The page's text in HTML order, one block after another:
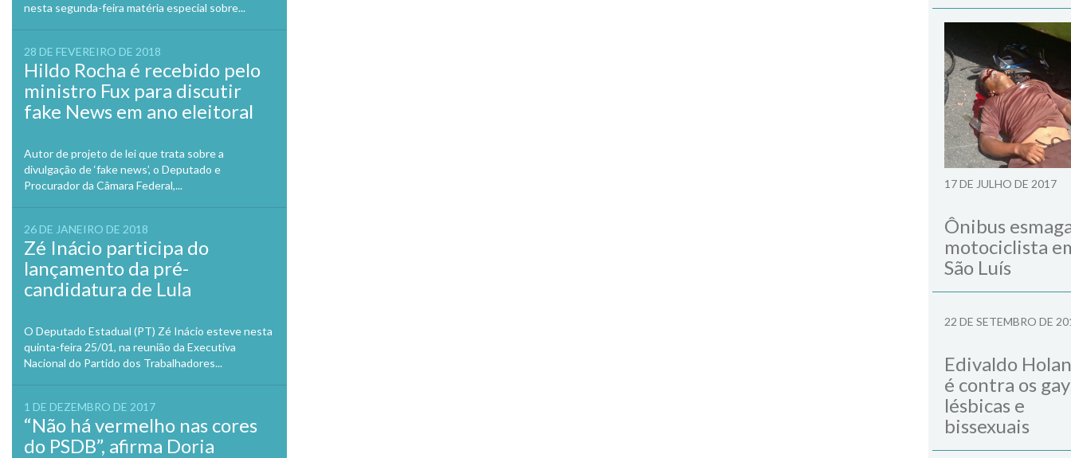
nesta segunda-feira matéria especial sobre...
28 DE FEVEREIRO DE 2018
Hildo Rocha é recebido pelo
ministro Fux para discutir
fake News em ano eleitoral
Autor de projeto de lei que trata sobre a
divulgação de ‘fake news’, o Deputado e
Procurador da Câmara Federal,...
26 DE JANEIRO DE 2018
Zé Inácio participa do
lançamento da pré-
candidatura de Lula
O Deputado Estadual (PT) Zé Inácio esteve nesta
quinta-feira 25/01, na reunião da Executiva
Nacional do Partido dos Trabalhadores...
1 DE DEZEMBRO DE 2017
“Não há vermelho nas cores
do PSDB”, afirma Doria
17 DE JULHO DE 2017
Ônibus
motociclista
São Luís
22 DE SETEMBRO DE
Edivaldo
é contra os
lésbicas e
bissexuais